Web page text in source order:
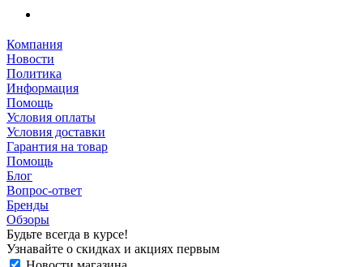
Компания
Новости
Политика
Информация
Помощь
Условия оплаты
Условия доставки
Гарантия на товар
Помощь
Блог
Вопрос-ответ
Бренды
Обзоры
Будьте всегда в курсе!
Узнавайте о скидках и акциях первым